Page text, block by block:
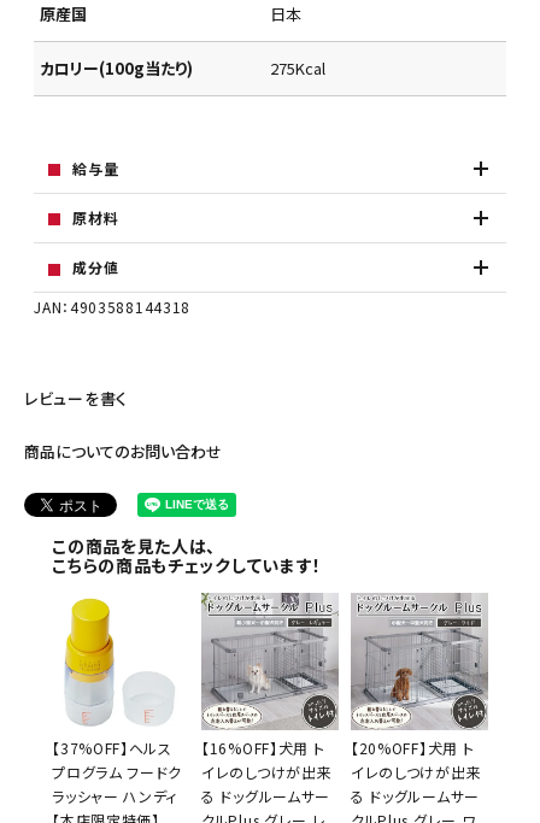
原産国 日本
カロリー(100g当たり) 275Kcal
給与量
原材料
成分値
JAN：4903588144318
レビューを書く
商品についてのお問い合わせ
この商品を見た人は、
こちらの商品もチェックしています！
【37%OFF】ヘルス
プログラム フードク
ラッシャー ハンディ
【16%OFF】犬用 ト
イレのしつけが出来
る ドッグルームサー
【20%OFF】犬用 ト
イレのしつけが出来
る ドッグルームサー